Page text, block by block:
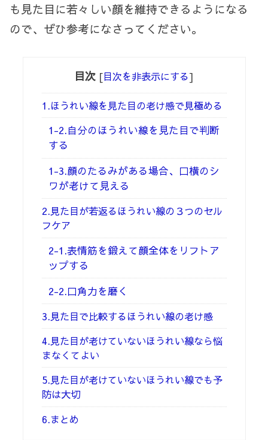
も見た目に若々しい顔を維持できるようになる
ので、ぜひ参考になさってください。
目次 [目次を非表示にする]
1.ほうれい線を見た目の老け感で見極める
1-2.自分のほうれい線を見た目で判断
する
1-3.顔のたるみがある場合、口横のシ
ワが老けて見える
2.見た目が若返るほうれい線の３つのセル
フケア
2-1.表情筋を鍛えて顔全体をリフトア
ップする
2-2.口角力を磨く
3.見た目で比較するほうれい線の老け感
4.見た目が老けていないほうれい線なら悩
まなくてよい
5.見た目が老けていないほうれい線でも予
防は大切
6.まとめ